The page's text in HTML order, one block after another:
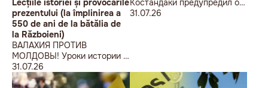
Lecțiile istoriei și provocările
prezentului (la împlinirea a
550 de ani de la bătălia de
la Războieni)
ВАЛАХИЯ ПРОТИВ
МОЛДОВЫ! Уроки истории и
вызовы современности (к
550-летию битвы при
31.07.26
Костандаки предупредил о
новой волне роста цен
31.07.26